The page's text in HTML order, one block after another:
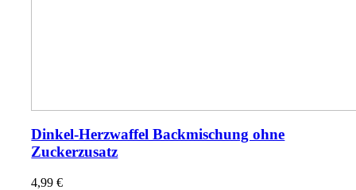
Dinkel-Herzwaffel Backmischung ohne
Zuckerzusatz
4,99€